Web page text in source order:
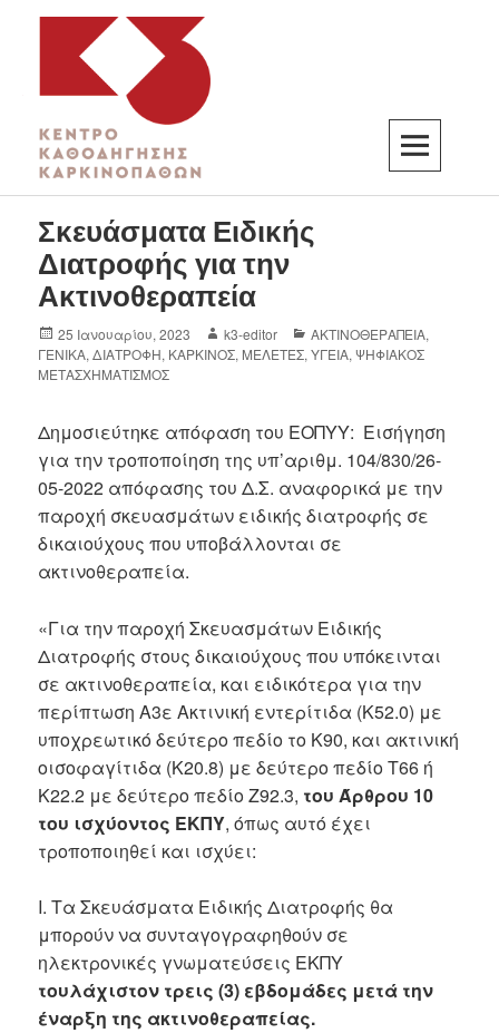
K3
ΚΕΝΤΡΟ ΚΑΘΟΔΗΓΗΣΗΣ ΚΑΡΚΙΝΟΠΑΘΩΝ
Σκευάσματα Ειδικής
Διατροφής για την
Ακτινοθεραπεία
25 Ιανουαρίου, 2023 k3-editor ΑΚΤΙΝΟΘΕΡΑΠΕΙΑ,
ΓΕΝΙΚΑ,ΔΙΑΤΡΟΦΗ, ΚΑΡΚΙΝΟΣ, ΜΕΛΕΤΕΣ,ΥΓΕΙΑ,ΨΗΦΙΑΚΟΣ
ΜΕΤΑΣΧΗΜΑΤΙΣΜΟΣ
Δημοσιεύτηκε απόφαση του ΕΟΠΥΥ: Εισήγηση
για την τροποποίηση της υπ’αριθμ. 104/830/26-
05-2022 απόφασης του Δ.Σ. αναφορικά με την
παροχή σκευασμάτων ειδικής διατροφής σε
δικαιούχους που υποβάλλονται σε
ακτινοθεραπεία.
«Για την παροχή Σκευασμάτων Ειδικής
Διατροφής στους δικαιούχους που υπόκεινται
σε ακτινοθεραπεία, και ειδικότερα για την
περίπτωση Α3ε Ακτινική εντερίτιδα (Κ52.0) με
υποχρεωτικό δεύτερο πεδίο το Κ90, και ακτινική
οισοφαγίτιδα (Κ20.8) με δεύτερο πεδίο Τ66 ή
Κ22.2 με δεύτερο πεδίο Ζ92.3, του Άρθρου 10
του ισχύοντος ΕΚΠΥ, όπως αυτό έχει
τροποποιηθεί και ισχύει:
I. Τα Σκευάσματα Ειδικής Διατροφής θα
μπορούν να συνταγογραφηθούν σε
ηλεκτρονικές γνωματεύσεις ΕΚΠΥ
τουλάχιστον τρεις (3) εβδομάδες μετά την
έναρξη της ακτινοθεραπείας.